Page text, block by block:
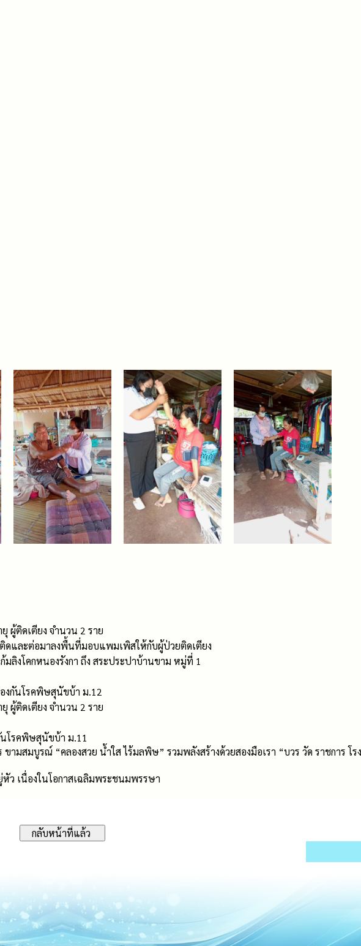
ผู้ติดเตียง จำนวน 2 ราย
และต่อมาลงพื้นที่มอบแพมเพิสให้กับผู้ป่วยติดเตียง
ลิงโคกหนองรังกา ถึง สระประปาบ้านขาม หมู่ที่ 1
งกันโรคพิษสุนัขบ้า ม.12
ผู้ติดเตียง จำนวน 2 ราย
โรคพิษสุนัขบ้า ม.11
ามสมบูรณ์ “คลองสวย น้ำใส ไร้มลพิษ” รวมพลังสร้างด้วยสองมือเรา “บวร วัด ราชการ โร
ว เนื่องในโอกาสเฉลิมพระชนมพรรษา